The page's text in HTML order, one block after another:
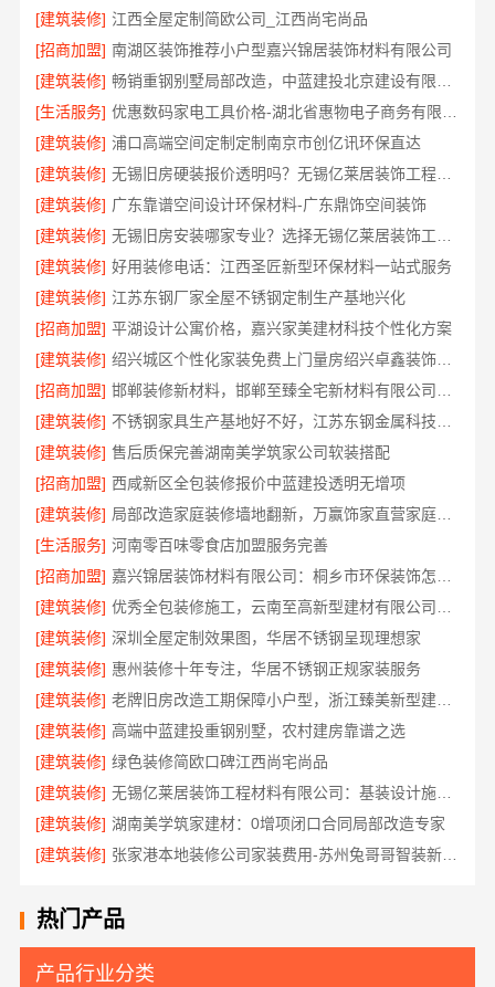
[建筑装修] 江西全屋定制简欧公司_江西尚宅尚品
[招商加盟] 南湖区装饰推荐小户型嘉兴锦居装饰材料有限公司
[建筑装修]
[生活服务]
[建筑装修] 浦口高端空间定制定制南京市创亿讯环保直达
[建筑装修]
无锡旧房硬装报价透明吗？无锡亿莱居装饰工程材料有限公司标准流程
[建筑装修] 广东靠谱空间设计环保材料-广东鼎饰空间装饰
[建筑装修]
[建筑装修] 好用装修电话：江西圣匠新型环保材料一站式服务
[建筑装修] 江苏东钢厂家全屋不锈钢定制生产基地兴化
[招商加盟] 平湖设计公寓价格，嘉兴家美建材科技个性化方案
[建筑装修]
绍兴城区个性化家装免费上门量房绍兴卓鑫装饰材料有限公司
[招商加盟]
[建筑装修]
[建筑装修] 售后质保完善湖南美学筑家公司软装搭配
[招商加盟] 西咸新区全包装修报价中蓝建投透明无增项
[建筑装修]
局部改造家庭装修墙地翻新，万赢饰家直营家庭装修成本管控
[生活服务] 河南零百味零食店加盟服务完善
[招商加盟]
[建筑装修]
[建筑装修] 深圳全屋定制效果图，华居不锈钢呈现理想家
[建筑装修] 惠州装修十年专注，华居不锈钢正规家装服务
[建筑装修]
老牌旧房改造工期保障小户型，浙江臻美新型建材有限公司高效
[建筑装修] 高端中蓝建投重钢别墅，农村建房靠谱之选
[建筑装修] 绿色装修简欧口碑江西尚宅尚品
[建筑装修]
无锡亿莱居装饰工程材料有限公司：基装设计施工一体化哪家专业
[建筑装修] 湖南美学筑家建材：0增项闭口合同局部改造专家
[建筑装修]
张家港本地装修公司家装费用-苏州兔哥哥智装新材料有限公司全包
热门产品
产品行业分类